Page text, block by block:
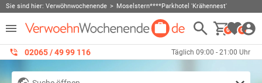
Sie sind hier: Verwöhnwochenende Moselstern****Parkhotel 'Krähennest'
0 0
02065 / 49 ‌99 116 Täglich 09:00 - 21:00 Uhr